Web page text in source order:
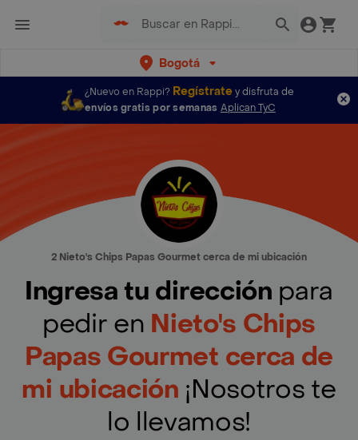
Bogotá
¿Nuevo en Rappi? Regístratey disfruta de
envíos gratis por semanas Aplican TyC
2 Nieto's Chips Papas Gourmet cerca de mi ubicación
Ingresa tu dirección para
pedir en Nieto's Chips
Papas Gourmet cerca de
mi ubicación ¡Nosotros te
lo llevamos!